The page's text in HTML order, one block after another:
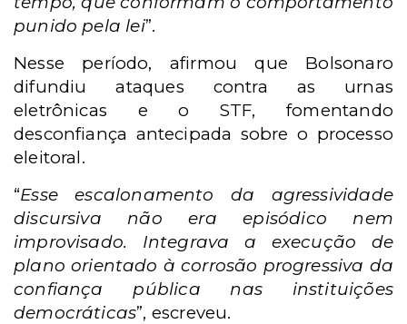
punido pela lei”.
Nesse período, afirmou que Bolsonaro
difundiu ataques contra as urnas
eletrônicas e o STF, fomentando
desconfiança antecipada sobre o processo
eleitoral.
“Esse escalonamento da agressividade
discursiva não era episódico nem
improvisado. Integrava a execução de
plano orientado à corrosão progressiva da
confiança pública nas instituições
democráticas”, escreveu.